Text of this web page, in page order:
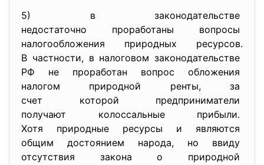
5) в законодательстве
недостаточно проработаны вопросы
налогообложения природных ресурсов.
В частности, в налоговом законодательстве
РФ не проработан вопрос обложения
налогом природной ренты, за
счет которой предприниматели
получают колоссальные прибыли.
Хотя природные ресурсы и являются
общим достоянием народа, но ввиду
отсутствия закона о природной